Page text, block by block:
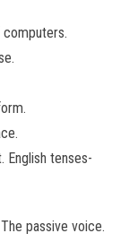
computers.
English tenses-
passive voice.